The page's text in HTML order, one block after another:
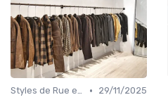
Styles de Rue et Looks du Moment •
29/11/2025